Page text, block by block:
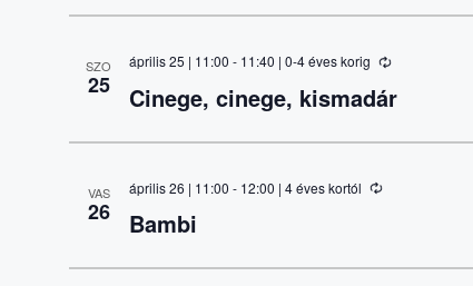
SZO
25
április 25 | 11:00 - 11:40 | 0-4 éves korig
Cinege, cinege, kismadár
VAS
26
április 26 | 11:00 - 12:00 | 4 éves kortól
Bambi